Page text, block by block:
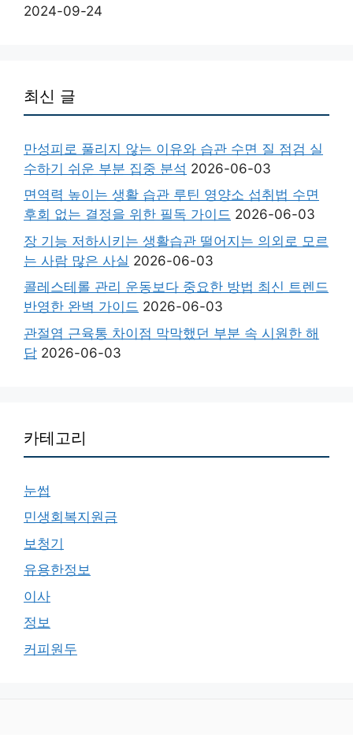
2024-09-24
최신 글
만성피로 풀리지 않는 이유와 습관 수면 질 점검 실
수하기 쉬운 부분 집중 분석 2026-06-03
면역력 높이는 생활 습관 루틴 영양소 섭취법 수면
후회 없는 결정을 위한 필독 가이드 2026-06-03
장 기능 저하시키는 생활습관 떨어지는 의외로 모르
는 사람 많은 사실 2026-06-03
콜레스테롤 관리 운동보다 중요한 방법 최신 트렌드
반영한 완벽 가이드 2026-06-03
관절염 근육통 차이점 막막했던 부분 속 시원한 해
답 2026-06-03
카테고리
눈썹
민생회복지원금
보청기
유용한정보
이사
정보
커피원두